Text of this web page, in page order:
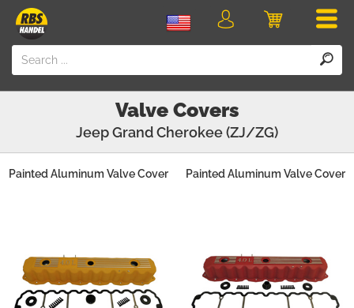
Cart
Login
Valve Covers
JeepGrand Cherokee (ZJ/ZG)
Painted Aluminum Valve Cover Painted Aluminum Valve Cover